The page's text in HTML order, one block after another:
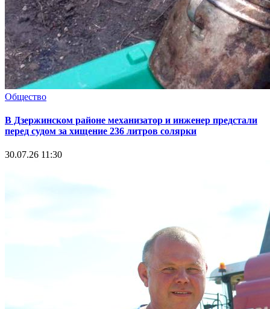
Общество
В Дзержинском районе механизатор и инженер предстали
перед судом за хищение 236 литров солярки
30.07.26 11:30